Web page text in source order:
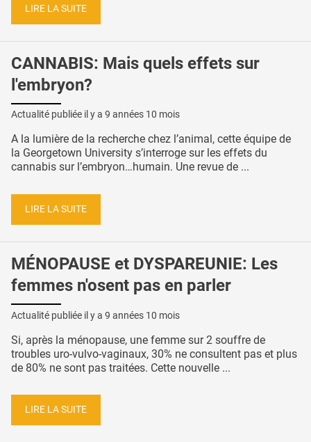
LIRE LA SUITE
CANNABIS: Mais quels effets sur
l'embryon?
Actualité publiée il y a 9 années 10 mois
A la lumière de la recherche chez l’animal, cette équipe de
la Georgetown University s’interroge sur les effets du
cannabis sur l’embryon…humain. Une revue de ...
LIRE LA SUITE
MÉNOPAUSE et DYSPAREUNIE: Les
femmes n'osent pas en parler
Actualité publiée il y a 9 années 10 mois
Si, après la ménopause, une femme sur 2 souffre de
troubles uro-vulvo-vaginaux, 30% ne consultent pas et plus
de 80% ne sont pas traitées. Cette nouvelle ...
LIRE LA SUITE